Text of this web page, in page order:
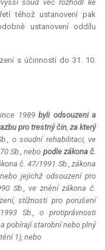
soud věc rozhodl ke
téhož ustanovení pak
ustanovení oddílu
s účinností do 31. 10.
1989byli odsouzeni a
pro trestný čin, za který
o soudní rehabilitaci, ve
Sb., nebo podle zákona č.
č. 47/1991 Sb., zákona
jejichž odsouzení pro
Sb., ve znění zákona č.
stížnosti pro porušení
Sb., o protiprávnosti
pobírají starobní nebo plný
1), nebo